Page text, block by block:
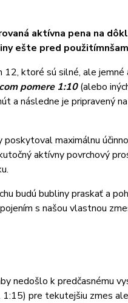
aktívna pena na
ešte pred
ktoré sú silné, ale
pomere 1:10(alebo
a následne je pripravený
maximálnu
aktívny povrchový
budú bubliny praskať a
s našou vlastnou
nedošlo k predčasnému
1:15) pre tekutejšiu zmes